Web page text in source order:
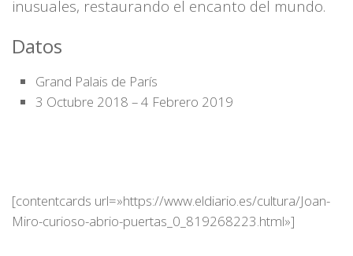
inusuales, restaurando el encanto del mundo.
Datos
Grand Palais de París
3 Octubre 2018 – 4 Febrero 2019
[contentcards url=»https://www.eldiario.es/cultura/Joan-
Miro-curioso-abrio-puertas_0_819268223.html»]